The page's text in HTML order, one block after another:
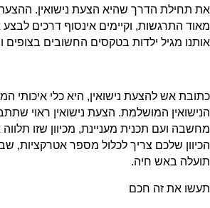
את תחילת הדרך שהיא הצעת נישואין.
מאוד התרגשות, וקיימים אינסוף דרכים
אותנו מגיל ילדות בטקסים החשובים בצופים
כתובת אש להצעת נישואין, היא כלי
הנישואין המושלמת. הצעת נישואין ראוי
מחשבה ועם תכנית מעניינת, מכיוון שזו
הכיוון שלכם צריך לכלול מספר אטרקציות,
תועלה באש חיה.
תעשו את זה חכם